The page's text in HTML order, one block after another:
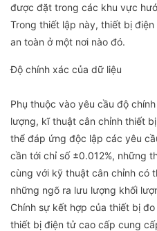
được đặt trong các khu vực
Trong thiết lập này, thiết bị
an toàn ở một nơi nào đó.
Độ chính xác của dữ liệu
Phụ thuộc vào yêu cầu độ
lượng, kĩ thuật cân chỉnh thiết
thể đáp ứng độc lập các yêu
cần tới chỉ số ±0.012%, những
cùng với kỹ thuật cân chỉnh có
những ngõ ra lưu lượng khối
Chính sự kết hợp của thiết bị
thiết bị điện tử cao cấp cung